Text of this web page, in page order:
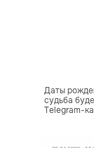
Даты
судьба
Telegram-